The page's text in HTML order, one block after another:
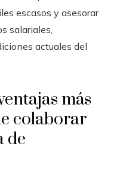
escasos y asesorar
salariales,
actuales del
más
colaborar
de